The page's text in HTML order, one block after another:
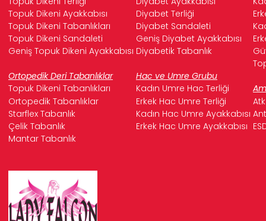
Topuk Dikeni Ayakkabısı
Diyabet Terliği
Topuk Dikeni Tabanlıkları
Diyabet Sandaleti
Topuk Dikeni Sandaleti
Geniş Diyabet Ayakkabısı
Geniş Topuk Dikeni Ayakkabısı Diyabetik Tabanlık
Ortopedik Deri Tabanlıklar
Hac ve Umre Grubu
Topuk Dikeni Tabanlıkları
Kadın Umre Hac Terliği
Ortopedik Tabanlıklar
Erkek Hac Umre Terliği
Starflex Tabanlık
Kadın Hac Umre Ayakkabısı
Çelik Tabanlık
Erkek Hac Umre Ayakkabısı
Mantar Tabanlık